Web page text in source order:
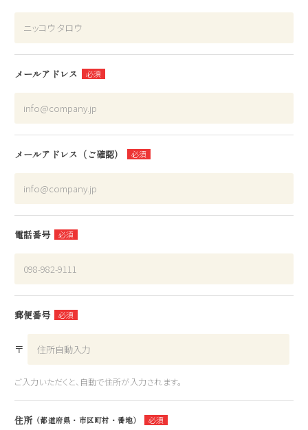
メールアドレス
メールアドレス（ご確認）
電話番号
郵便番号
〒
ご入力いただくと、自動で住所が入力されます。
住所 （都道府県・市区町村・番地）